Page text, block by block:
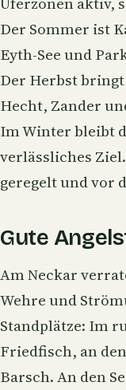
Der Sommer ist
Eyth-See und
Der Herbst
Hecht, Zander
Im Winter bleibt
verlässliches
geregelt und vor
Gute
Am Neckar
Wehre und
Standplätze: Im
Friedfisch, an
Barsch. An den